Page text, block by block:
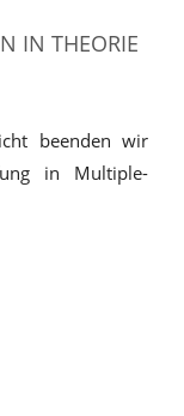
IN THEORIE
beenden wir
in Multiple-